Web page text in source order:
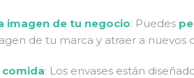
imagen de tu negocio: Puedes
de tu marca y atraer a nuevos
: Los envases están